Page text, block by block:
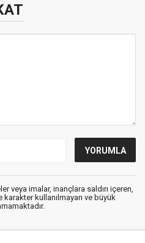
veya imalar, inançlara saldırı içeren,
karakter kullanılmayan ve büyük